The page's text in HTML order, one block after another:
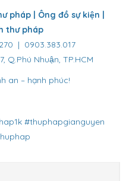
pháp | Ông đồ sự kiện |
thư pháp
| 0903.383.017
Q.Phú Nhuận, TP.HCM
an – hạnh phúc!
#thuphapgianguyen